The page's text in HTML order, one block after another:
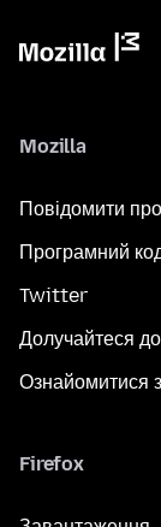
Mozilla
Повідомити
Програмний
Twitter
Долучайтеся
Ознайомитися
Firefox